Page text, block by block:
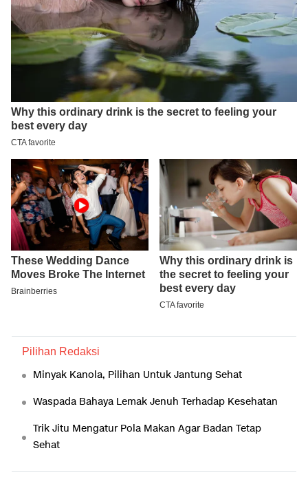
Pilihan Redaksi
Minyak Kanola, Pilihan Untuk Jantung Sehat
Waspada Bahaya Lemak Jenuh Terhadap Kesehatan
Trik Jitu Mengatur Pola Makan Agar Badan Tetap
Sehat